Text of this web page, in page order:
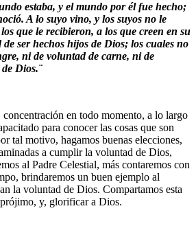
estaba, y el mundo por él fue hecho;
A lo suyo vino, y los suyos no le
que le recibieron, a los que creen en su
de ser hechos hijos de Dios; los cuales no
ni de voluntad de carne, ni de
Dios.¨
en todo momento, a lo largo
para conocer las cosas que son
tal motivo, hagamos buenas elecciones,
a cumplir la voluntad de Dios,
al Padre Celestial, más contaremos con
brindaremos un buen ejemplo al
la voluntad de Dios. Compartamos esta
y, glorificar a Dios.